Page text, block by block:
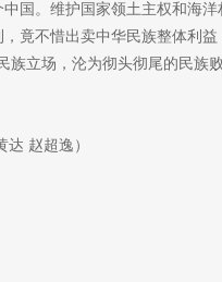
国。维护国家领土主权和海
竟不惜出卖中华民族整体利
族立场，沦为彻头彻尾的民族
达 赵超逸）